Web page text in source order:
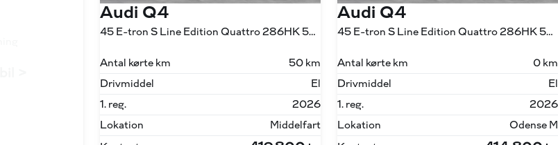
Audi Q4
45 E-tron S Line Edition Quattro 286HK 5d Aut.
Antal kørte km
50 km
Drivmiddel
El
1. reg.
2026
Lokation
Middelfart
Audi Q4
45 E-tron S Line Edition Quattro 286HK 5d Aut.
Antal kørte km
0 km
Drivmiddel
El
1. reg.
2026
Lokation
Odense M